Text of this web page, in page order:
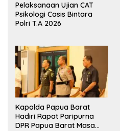
Pelaksanaan Ujian CAT
Psikologi Casis Bintara
Polri T.A 2026
Kapolda Papua Barat
Hadiri Rapat Paripurna
DPR Papua Barat Masa